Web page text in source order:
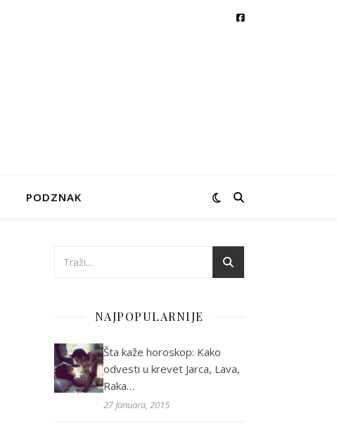
PODZNAK
NAJPOPULARNIJE
Šta kaže horoskop: Kako
odvesti u krevet Jarca, Lava,
Raka…
27 Januara, 2015